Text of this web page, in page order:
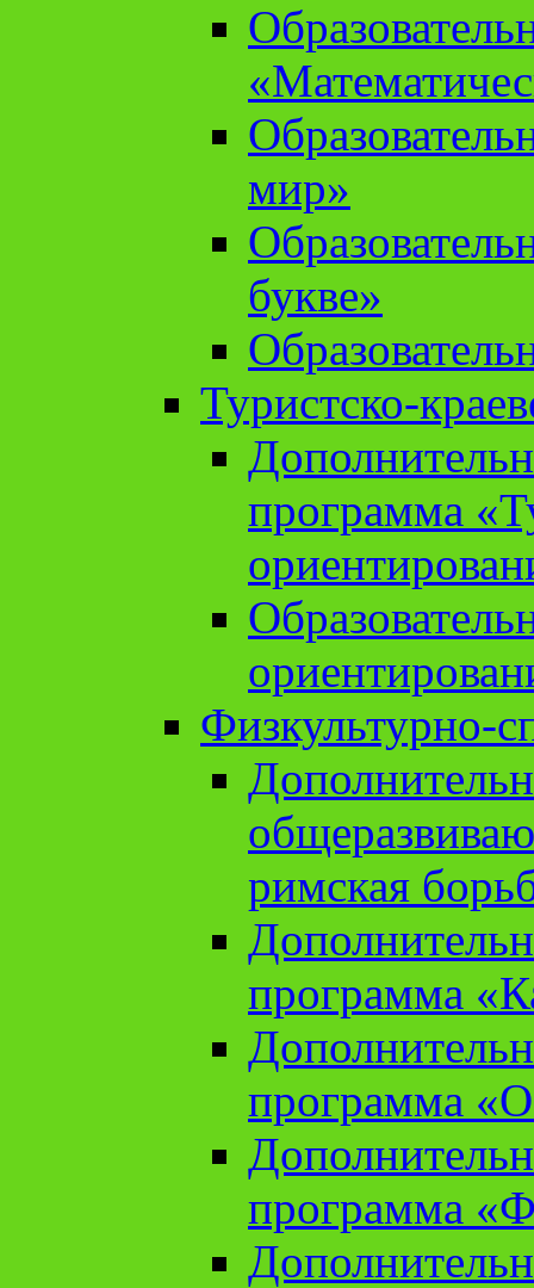
мир»
букве»
Туристско-
программа
Физкультурно-
римская
программа
программа
программа